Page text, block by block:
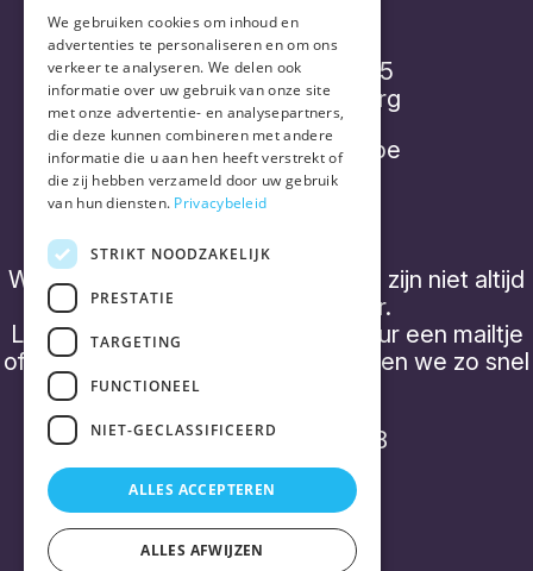
Vorthex Aequo bv
Diepenbroekstraatje 15
2220 Heist-op-den-Berg
info@placebonocebo.be
+32 (0) 490 21 62 07
We hebben geen 'kantooruren' en zijn niet altijd
telefonisch bereikbaar.
Laat een boodschap achter of stuur een mailtje
of een WhatsApp bericht, dan nemen we zo snel
mogelijk contact op.
BTW BE0843 357 788
We gebruiken cookies om inhoud en
advertenties te personaliseren en om ons
verkeer te analyseren. We delen ook
informatie over uw gebruik van onze site
met onze advertentie- en analysepartners,
die deze kunnen combineren met andere
informatie die u aan hen heeft verstrekt of
die zij hebben verzameld door uw gebruik
van hun diensten. Privacybeleid
STRIKT NOODZAKELIJK
PRESTATIE
TARGETING
FUNCTIONEEL
NIET-GECLASSIFICEERD
ALLES ACCEPTEREN
ALLES AFWIJZEN